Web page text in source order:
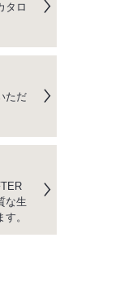
タロ
ただ
な生
。